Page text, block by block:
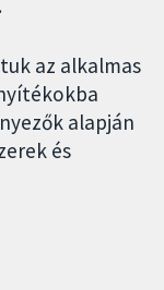
az alkalmas
alapján
és